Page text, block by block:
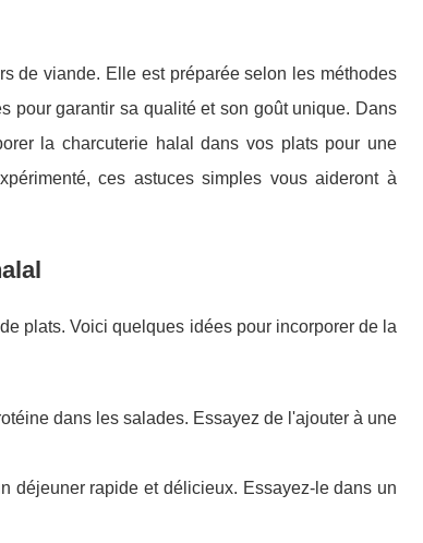
de viande. Elle est préparée selon les méthodes
pour garantir sa qualité et son goût unique. Dans
la charcuterie halal dans vos plats pour une
ces astuces simples vous aideront à
plats. Voici quelques idées pour incorporer de la
dans les salades. Essayez de l'ajouter à une
déjeuner rapide et délicieux. Essayez-le dans un